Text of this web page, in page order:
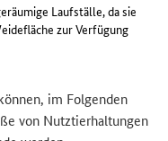
Laufställe, da sie
zur Verfügung
im Folgenden
von Nutztierhaltungen